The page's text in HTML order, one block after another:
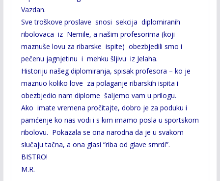
Vazdan.
Sve troškove proslave snosi sekcija diplomiranih
ribolovaca iz Nemile, a našim profesorima (koji
maznuše lovu za ribarske ispite) obezbjedili smo i
pečenu jagnjetinu i mehku šljivu iz Jelaha.
Historiju našeg diplomiranja, spisak profesora – ko je
maznuo koliko love za polaganje ribarskih ispita i
obezbjedio nam diplome šaljemo vam u prilogu.
Ako imate vremena pročitajte, dobro je za poduku i
pamćenje ko nas vodi i s kim imamo posla u sportskom
ribolovu. Pokazala se ona narodna da je u svakom
slučaju tačna, a ona glasi “riba od glave smrdi”.
BISTRO!
M.R.